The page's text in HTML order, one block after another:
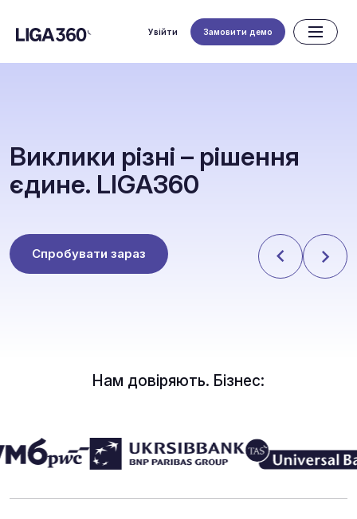
Увійти Замовити демо
Виклики різні – рішення
єдине. LIGA360
Спробувати зараз
Нам довіряють. Бізнес: